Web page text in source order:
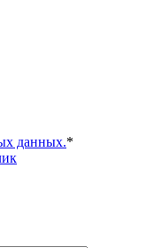
данных.*